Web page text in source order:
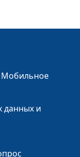
Мобильное
данных и